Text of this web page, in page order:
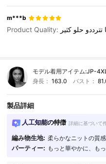
m***b
Product Quality: تترددو حلو كثير
モデル着用アイテム:JP-
身長： 163.0 バスト：
製品詳細
人工知能の特徴 詳細に基づいて
編み物生地: 柔らかなニットの質
パーティー: もっと華やかに、もっ
4.90 338K フォロ